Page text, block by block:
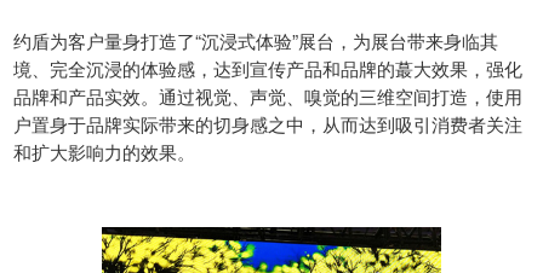
约盾为客户量身打造了“沉浸式体验”展台，为展台带来身临其
境、完全沉浸的体验感，达到宣传产品和品牌的蕞大效果，强化
品牌和产品实效。通过视觉、声觉、嗅觉的三维空间打造，使用
户置身于品牌实际带来的切身感之中，从而达到吸引消费者关注
和扩大影响力的效果。